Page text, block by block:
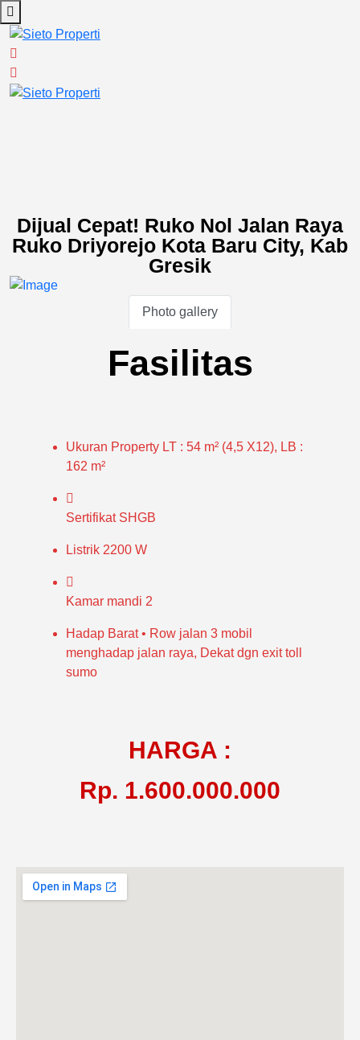
Dijual Cepat! Ruko Nol Jalan Raya
Ruko Driyorejo Kota Baru City, Kab
Gresik
Photo gallery
Fasilitas
Ukuran Property LT : 54 m² (4,5 X12), LB :
162 m²
Sertifikat SHGB
Listrik 2200 W
Kamar mandi 2
Hadap Barat • Row jalan 3 mobil
menghadap jalan raya, Dekat dgn exit toll
sumo
HARGA :
Rp. 1.600.000.000